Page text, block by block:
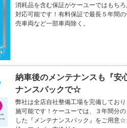
消耗品を含む保証がケーユーではもち
対応可能です！有料保証で最長５年間
売車両など一部車両除く。
納車後のメンテナンスも『安
ナンスパックで☆
弊社は全店自社整備工場を完備してお
施可能です！ケーユーでは、３年間分
した『メンテナンスパック』をご用意